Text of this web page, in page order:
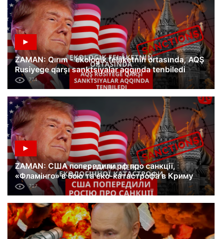
ZAMAN: Qırım - ekologik felâketniñ ortasında, AQŞ
Rusiyege qarşı sanktsiyalar aqqında tenbiledi
774
ZAMAN: США попередили рф про санкції,
«Фламінго» в бою та еко-катастрофа в Криму
727